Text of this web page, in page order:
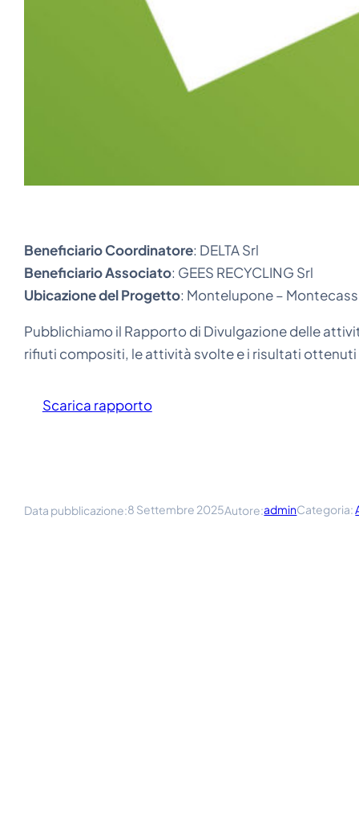
Beneficiario Coordinatore: DELTA Srl
Beneficiario Associato: GEES RECYCLING Srl
Ubicazione del Progetto: Montelupone –
Pubblichiamo il Rapporto di Divulgazione delle
rifiuti compositi, le attività svolte e i risultati
Scarica rapporto
Data pubblicazione:8 Settembre 2025Autore:adminCategoria: